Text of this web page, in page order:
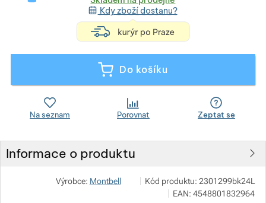
Kdy zboží dostanu?
Do košíku
Na seznam Porovnat Zeptat se
Informace o produktu
Výrobce: Montbell Zobrazit více
Pod 7 kilo
Milady Horákové 546/50, 17000
info@pod7kilo.cz
Kód produktu: 2301299bk24L
EAN: 4548801832964
Zobrazit více
Zobrazit více